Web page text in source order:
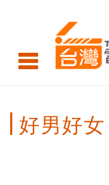
好男好女